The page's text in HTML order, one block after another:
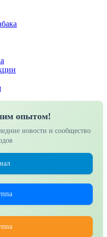
опытом!
новости и сообщество